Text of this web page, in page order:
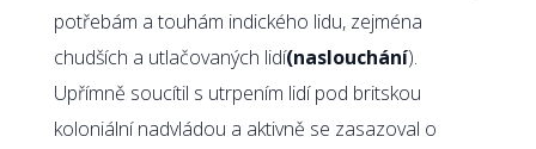
potřebám a touhám indického lidu, zejména
chudších a utlačovaných lidí(naslouchání).
Upřímně soucítil s utrpením lidí pod britskou
koloniální nadvládou a aktivně se zasazoval o